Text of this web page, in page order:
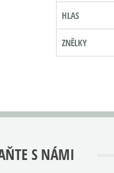
HLAS
ZNĚLKY
S NÁMI